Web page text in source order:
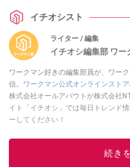
イチオシスト
ライター / 編集
イチオシ編集部 ワー
ワークマン好きの編集部員が、ワー
信。 ワークマン公式オンラインストア
株式会社オールアバウトが株式会社
イト「イチオシ」では毎日トレンド情
ー してください！
こ
続き